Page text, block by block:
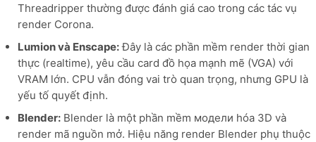
Threadripper thường được đánh giá cao trong các tác vụ
render Corona.
Lumion và Enscape:Đây là các phần mềm render thời gian
thực (realtime), yêu cầu card đồ họa mạnh mẽ (VGA) với
VRAM lớn. CPU vẫn đóng vai trò quan trọng, nhưng GPU là
yếu tố quyết định.
Blender:Blender là một phần mềm модели hóa 3D và
render mã nguồn mở. Hiệu năng render Blender phụ thuộc